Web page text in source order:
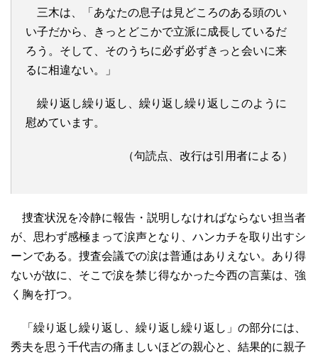
三木は、「あなたの息子は見どころのある頭のい
い子だから、きっとどこかで立派に成長しているだ
ろう。そして、そのうちに必ず必ずきっと会いに来
るに相違ない。」
繰り返し繰り返し、繰り返し繰り返しこのように
慰めています。
（句読点、改行は引用者による）
捜査状況を冷静に報告・説明しなければならない担当者
が、思わず感極まって涙声となり、ハンカチを取り出すシ
ーンである。捜査会議での涙は普通はありえない。あり得
ないが故に、そこで涙を禁じ得なかった今西の言葉は、強
く胸を打つ。
「繰り返し繰り返し、繰り返し繰り返し」の部分には、
秀夫を思う千代吉の痛ましいほどの親心と、結果的に親子